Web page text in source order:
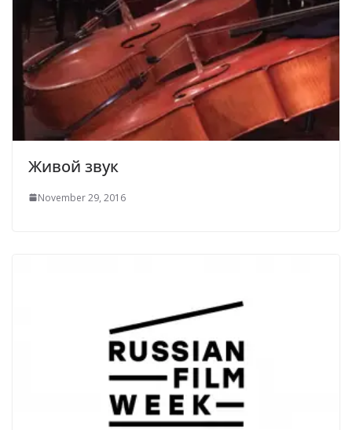
Живой звук
November 29, 2016